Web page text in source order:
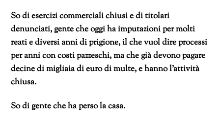
So di esercizi commerciali chiusi e di titolari
denunciati, gente che oggi ha imputazioni per molti
reati e diversi anni di prigione, il che vuol dire processi
per anni con costi pazzeschi, ma che già devono pagare
decine di migliaia di euro di multe, e hanno l’attività
chiusa.
So di gente che ha perso la casa.